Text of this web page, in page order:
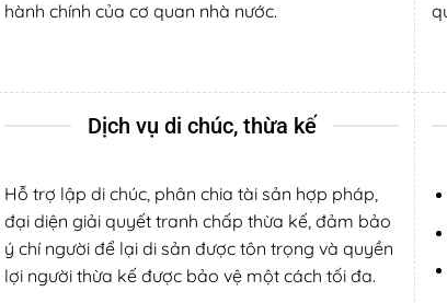
hành chính của cơ quan nhà nước.
Dịch vụ di chúc, thừa kế
Hỗ trợ lập di chúc, phân chia tài sản hợp pháp,
đại diện giải quyết tranh chấp thừa kế, đảm bảo
ý chí người để lại di sản được tôn trọng và quyền
lợi người thừa kế được bảo vệ một cách tối đa.